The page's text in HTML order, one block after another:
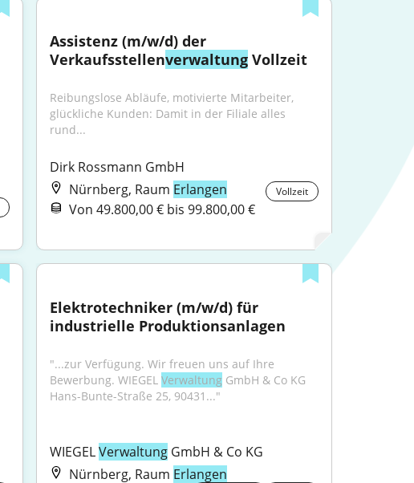
Assistenz (m/w/d) der
Verkaufsstellenverwaltung Vollzeit
Reibungslose Abläufe, motivierte Mitarbeiter,
glückliche Kunden: Damit in der Filiale alles
rund...
Dirk Rossmann GmbH
Nürnberg, Raum Erlangen Vollzeit
Von 49.800,00 € bis 99.800,00 €
Elektrotechniker (m/w/d) für
industrielle Produktionsanlagen
"...zur Verfügung. Wir freuen uns auf Ihre
Bewerbung. WIEGEL Verwaltung GmbH & Co KG
Hans-Bunte-Straße 25, 90431..."
WIEGEL Verwaltung GmbH & Co KG
Nürnberg, Raum Erlangen